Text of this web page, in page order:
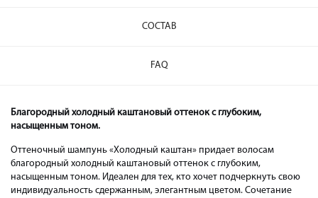
СОСТАВ
FAQ
Благородный холодный каштановый оттенок с глубоким,
насыщенным тоном.
Оттеночный шампунь «Холодный каштан» придает волосам
благородный холодный каштановый оттенок с глубоким,
насыщенным тоном. Идеален для тех, кто хочет подчеркнуть свою
индивидуальность сдержанным, элегантным цветом. Сочетание